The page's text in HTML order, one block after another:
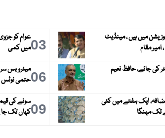
میں ہیں ، مینڈیٹ
امیر مقام
03عوام کو
میں کمی
روپے فی لیٹر کی جائے، حافظ نعیم
06حتمی نوٹس
ایک ہفتے میں کئی
09سونے کی
کہاں تک جا